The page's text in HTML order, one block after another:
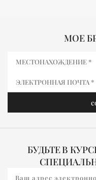
МОЕ
БУДЬТЕ В